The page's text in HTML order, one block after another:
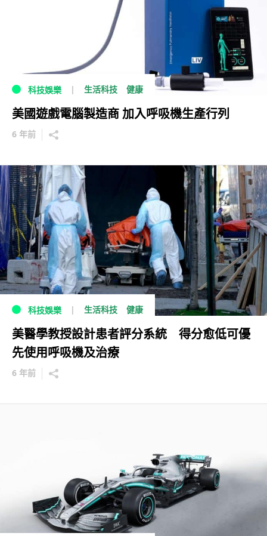
科技娛樂 生活科技 健康
美國遊戲電腦製造商 加入呼吸機生產行列
6 年前
科技娛樂 生活科技 健康
美醫學教授設計患者評分系統 得分愈低可優
先使用呼吸機及治療
6 年前